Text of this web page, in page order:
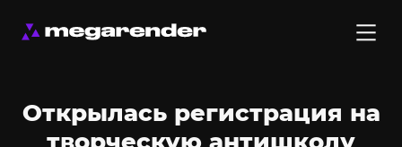
Открылась регистрация на